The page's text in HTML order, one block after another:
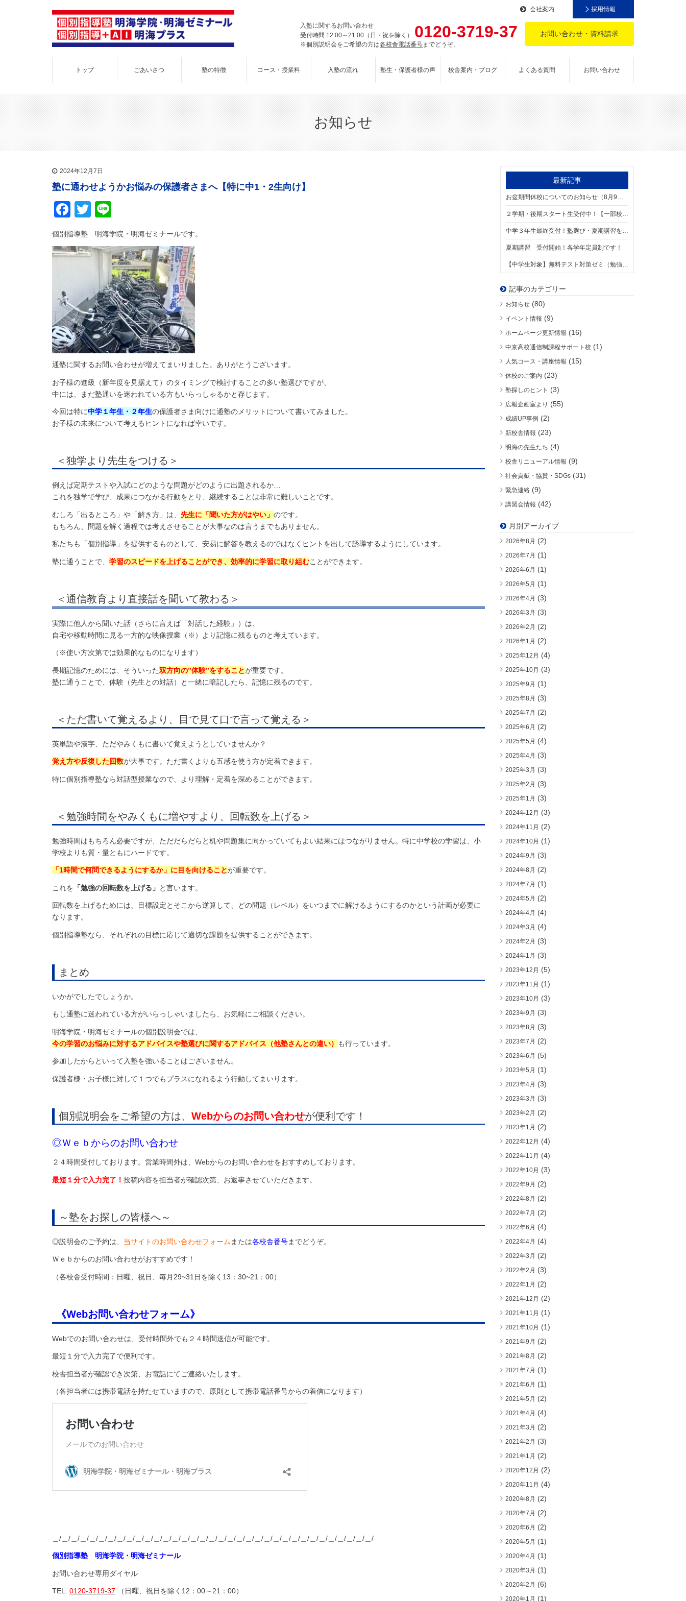
入塾に関するお問い合わせ
受付時間 12:00～21:00（日・祝を除く） 0120-3719-37
※個別説明会をご希望の方は各校舎電話番号までどうぞ。
お問い合わせ・資料請求
トップ ごあいさつ 塾の特徴 コース・授業料 入塾の流れ 塾生・保護者様の声 校舎案内・ブログ よくある質問 お問い合わせ
会社案内 採用情報
お知らせ
2024年12月7日
塾に通わせようかお悩みの保護者さまへ【特に中1・2生向け】
Facebook
Twitter
個別指導塾 明海学院・明海ゼミナールです。
通塾に関するお問い合わせが増えてまいりました。ありがとうございます。
お子様の進級（新年度を見据えて）のタイミングで検討することの多い塾選びですが、
中には、まだ塾通いを迷われている方もいらっしゃるかと存じます。
今回は特に中学１年生・２年生の保護者さま向けに通塾のメリットについて書いてみました。
お子様の未来について考えるヒントになれば幸いです。
＜独学より先生をつける＞
例えば定期テストや入試にどのような問題がどのように出題されるか…
これを独学で学び、成果につながる行動をとり、継続することは非常に難しいことです。
むしろ「出るところ」や「解き方」は、 先生に「聞いた方がはやい」 のです。
もちろん、問題を解く過程では考えさせることが大事なのは言うまでもありません。
私たちも「個別指導」を提供するものとして、安易に解答を教えるのではなくヒントを出して誘導するようにしています。
塾に通うことで、 学習のスピードを上げることができ、効率的に学習に取り組むことができます。
＜通信教育より直接話を聞いて教わる＞
実際に他人から聞いた話（さらに言えば「対話した経験」）は、
自宅や移動時間に見る一方的な映像授業（※）より記憶に残るものと考えています。
（※使い方次第では効果的なものになります）
長期記憶のためには、そういった双方向の”体験”をすることが重要です。
塾に通うことで、体験（先生との対話）と一緒に暗記したら、記憶に残るのです。
＜ただ書いて覚えるより、目で見て口で言って覚える＞
英単語や漢字、ただやみくもに書いて覚えようとしていませんか？
覚え方や反復した回数が大事です。ただ書くよりも五感を使う方が定着できます。
特に個別指導塾なら対話型授業なので、より理解・定着を深めることができます。
＜勉強時間をやみくもに増やすより、回転数を上げる＞
勉強時間はもちろん必要ですが、ただだらだらと机や問題集に向かっていてもよい結果にはつながりません。特に中学校の学習は、小
学校よりも質・量ともにハードです。
「1時間で何問できるようにするか」に目を向けることが重要です。
これを 「勉強の回転数を上げる」 と言います。
回転数を上げるためには、目標設定とそこから逆算して、どの問題（レベル）をいつまでに解けるようにするのかという計画が必要に
なります。
個別指導塾なら、それぞれの目標に応じて適切な課題を提供することができます。
まとめ
いかがでしたでしょうか。
もし通塾に迷われている方がいらっしゃいましたら、お気軽にご相談ください。
明海学院・明海ゼミナールの個別説明会では、
今の学習のお悩みに対するアドバイスや塾選びに関するアドバイス（他塾さんとの違い）
も行っています。
参加したからといって入塾を強いることはございません。
保護者様・お子様に対して１つでもプラスになれるよう行動してまいります。
個別説明会をご希望の方は、 Webからのお問い合わせが便利です！
◎Ｗｅｂからのお問い合わせ
２４時間受付しております。営業時間外は、Webからのお問い合わせをおすすめしております。
最短１分で入力完了！ 投稿内容を担当者が確認次第、お返事させていただきます。
～塾をお探しの皆様へ～
◎説明会のご予約は、 当サイトのお問い合わせフォーム または各校舎番号までどうぞ。
Ｗｅｂからのお問い合わせがおすすめです！
（各校舎受付時間：日曜、祝日、毎月29~31日を除く13：30~21：00）
《Webお問い合わせフォーム》
Webでのお問い合わせは、受付時間外でも２４時間送信が可能です。
最短１分で入力完了で便利です。
校舎担当者が確認でき次第、お電話にてご連絡いたします。
（各担当者には携帯電話を持たせていますので、原則として携帯電話番号からの着信になります）
＿/＿/＿/＿/＿/＿/＿/＿/＿/＿/＿/＿/＿/＿/＿/＿/＿/＿/＿/＿/＿/＿/＿/＿/＿/＿/＿/＿/＿/＿/＿/＿/＿/＿/＿/
個別指導塾 明海学院・明海ゼミナール
お問い合わせ専用ダイヤル
TEL: 0120-3719-37 （日曜、祝日を除く12：00～21：00）
最新記事
お盆期間休校についてのお知らせ（8月9日～16日）
２学期・後期スタート生受付中！【一部校舎・学年は満席です】
中学３年生最終受付！塾選び・夏期講習をご検討の方、ぜひご一読ください。【8/1スタート】
夏期講習 受付開始！各学年定員制です！
【中学生対象】無料テスト対策ゼミ（勉強会）について
記事のカテゴリー
お知らせ(80)
イベント情報 (9)
ホームページ更新情報 (16)
中京高校通信制課程サポート校(1)
人気コース・講座情報 (15)
休校のご案内 (23)
塾探しのヒント (3)
広報企画室より (55)
成績UP事例 (2)
新校舎情報 (23)
明海の先生たち (4)
校舎リニューアル情報 (9)
社会貢献・協賛・SDGs(31)
緊急連絡(9)
講習会情報 (42)
月別アーカイブ
2026年8月 (2)
2026年7月 (1)
2026年6月 (1)
2026年5月 (1)
2026年4月 (3)
2026年3月 (3)
2026年2月 (2)
2026年1月 (2)
2025年12月 (4)
2025年10月 (3)
2025年9月 (1)
2025年8月 (3)
2025年7月 (2)
2025年6月 (2)
2025年5月 (4)
2025年4月 (3)
2025年3月 (3)
2025年2月 (3)
2025年1月 (3)
2024年12月 (3)
2024年11月 (2)
2024年10月 (1)
2024年9月 (3)
2024年8月 (2)
2024年7月 (1)
2024年5月 (2)
2024年4月 (4)
2024年3月 (4)
2024年2月 (3)
2024年1月 (3)
2023年12月 (5)
2023年11月 (1)
2023年10月 (3)
2023年9月 (3)
2023年8月 (3)
2023年7月 (2)
2023年6月 (5)
2023年5月 (1)
2023年4月 (3)
2023年3月 (3)
2023年2月 (2)
2023年1月 (2)
2022年12月 (4)
2022年11月 (4)
2022年10月 (3)
2022年9月 (2)
2022年8月 (2)
2022年7月 (2)
2022年6月 (4)
2022年4月 (4)
2022年3月 (2)
2022年2月 (3)
2022年1月 (2)
2021年12月 (2)
2021年11月 (1)
2021年10月 (1)
2021年9月 (2)
2021年8月 (2)
2021年7月 (1)
2021年6月 (1)
2021年5月 (2)
2021年4月 (4)
2021年3月 (2)
2021年2月 (3)
2021年1月 (2)
2020年12月 (2)
2020年11月 (4)
2020年8月 (2)
2020年7月 (2)
2020年6月 (2)
2020年5月 (1)
2020年4月 (1)
2020年3月 (1)
2020年2月 (6)
2020年1月 (1)